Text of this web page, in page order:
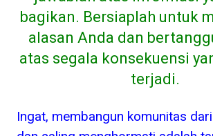
bagikan. Bersiaplah untuk
alasan Anda dan
atas segala konsekuensi
terjadi.
Ingat, membangun komunitas